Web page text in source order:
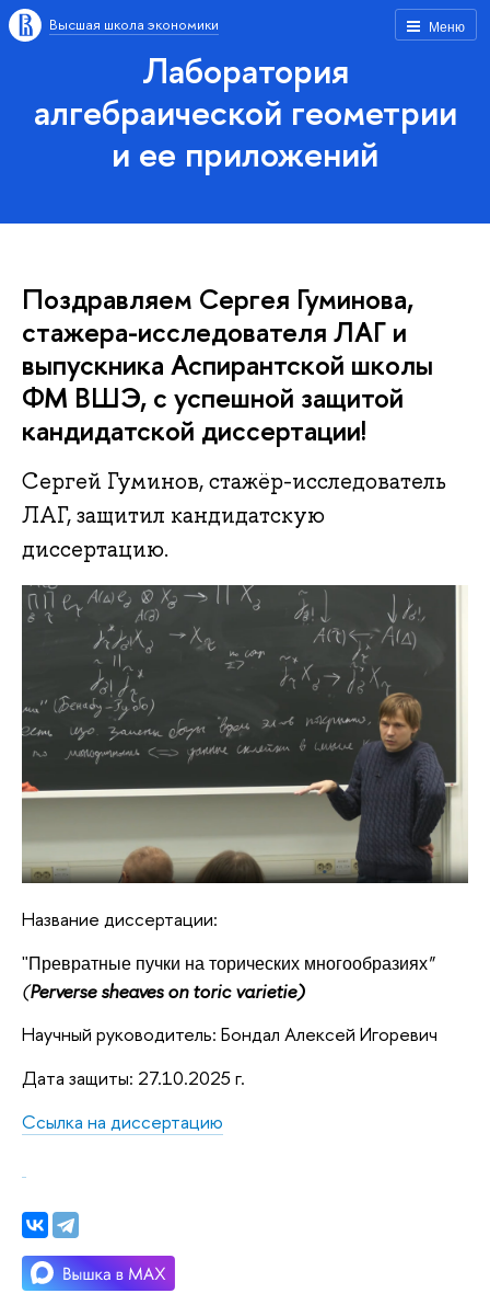
Меню
Высшая школа экономики
Лаборатория
алгебраической геометрии
и ее приложений
Поздравляем Сергея Гуминова,
стажера-исследователя ЛАГ и
выпускника Аспирантской школы
ФМ ВШЭ, с успешной защитой
кандидатской диссертации!
Сергей Гуминов, стажёр-исследователь
ЛАГ, защитил кандидатскую
диссертацию.
Название диссертации:
"Превратные пучки на торических многообразиях"
(Perverse sheaves on toric varietie)
Научный руководитель: Бондал Алексей Игоревич
Дата защиты: 27.10.2025 г.
Ссылка на диссертацию